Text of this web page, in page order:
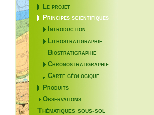
Le projet
Principes scientifiques
Introduction
Lithostratigraphie
Biostratigraphie
Chronostratigraphie
Carte géologique
Produits
Observations
Thématiques sous-sol